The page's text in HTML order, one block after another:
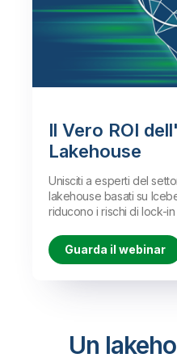
performance a
Scopri di più
lakehouse
garantendo
dati senza
diverse
Guarda la
Il Vero ROI
Lakehouse
Unisciti a esperti del
lakehouse basati su
riducono i rischi di lock-
Guarda il webinar
Un